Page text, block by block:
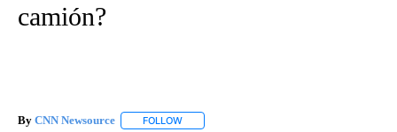
camión?
By CNN Newsource FOLLOW